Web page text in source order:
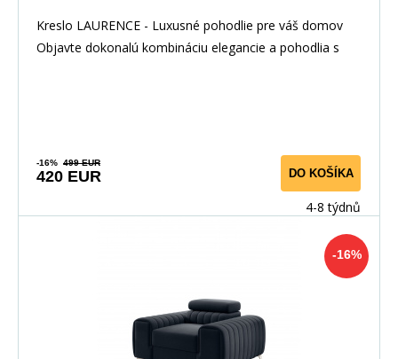
Kreslo LAURENCE - Luxusné pohodlie pre váš domov
Objavte dokonalú kombináciu elegancie a pohodlia s
-16% 499 EUR
420 EUR DO KOŠÍKA
4-8 týdnů
-16%